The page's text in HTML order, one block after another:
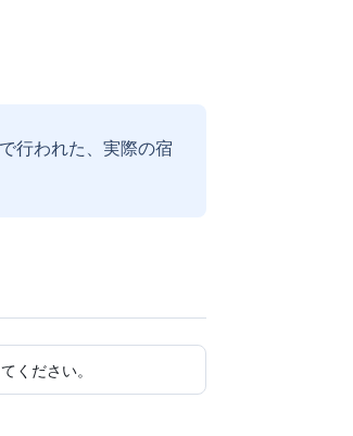
行われた、実際の宿
ください。